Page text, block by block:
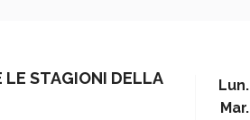
LE STAGIONI DELLA
Lun.
Mar.